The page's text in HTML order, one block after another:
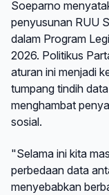
Soeparno
penyusunan RUU
dalam Program
2026. Politikus
aturan ini menjadi
tumpang tindih
menghambat
sosial.
"Selama ini kita
perbedaan data
menyebabkan